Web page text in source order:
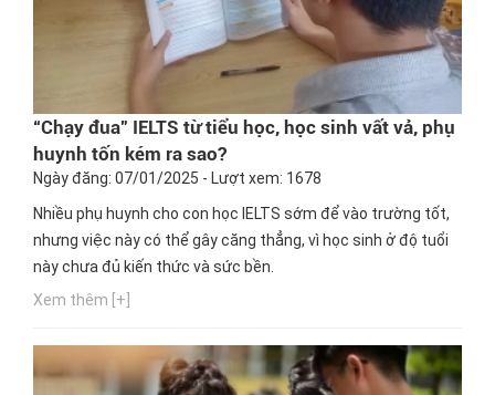
“Chạy đua” IELTS từ tiểu học, học sinh vất vả, phụ
huynh tốn kém ra sao?
Ngày đăng: 07/01/2025 - Lượt xem: 1678
Nhiều phụ huynh cho con học IELTS sớm để vào trường tốt,
nhưng việc này có thể gây căng thẳng, vì học sinh ở độ tuổi
này chưa đủ kiến thức và sức bền.
Xem thêm [+]